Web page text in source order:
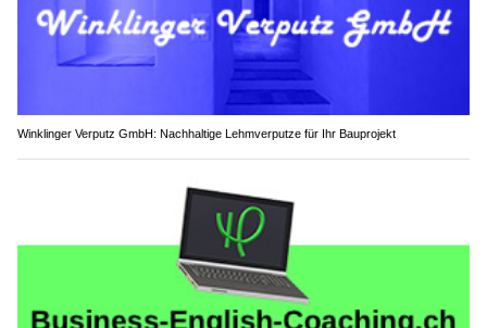
Winklinger Verputz GmbH: Nachhaltige Lehmverputze für Ihr Bauprojekt